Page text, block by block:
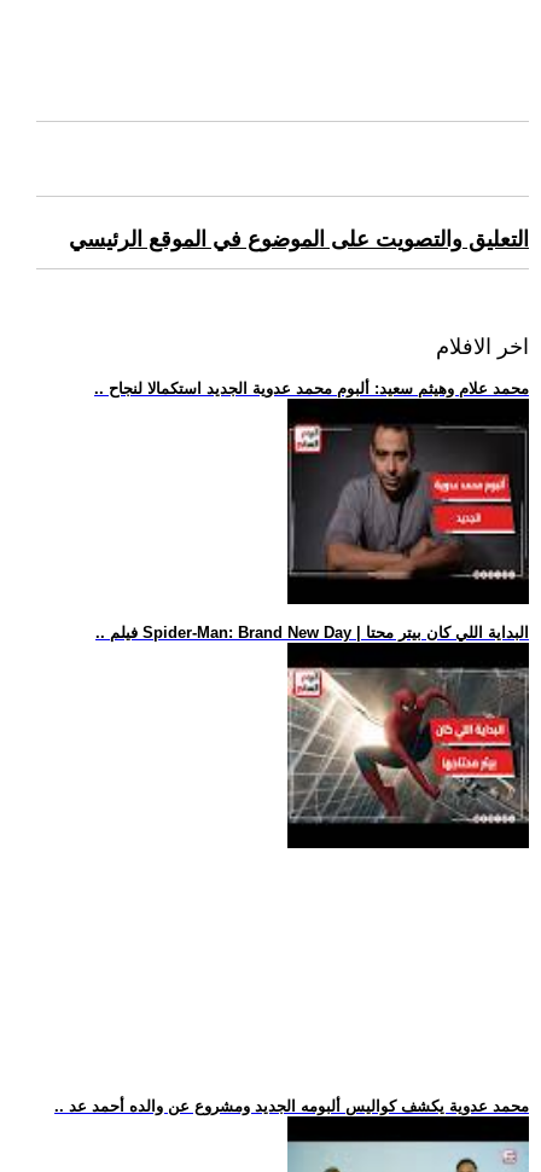
التعليق والتصويت على الموضوع في الموقع الرئيسي
اخر الافلام
.. محمد علام وهيثم سعيد: ألبوم محمد عدوية الجديد استكمالا لنجاح
.. فيلم Spider-Man: Brand New Day | البداية اللي كان بيتر محتا
.. محمد عدوية يكشف كواليس ألبومه الجديد ومشروع عن والده أحمد عد